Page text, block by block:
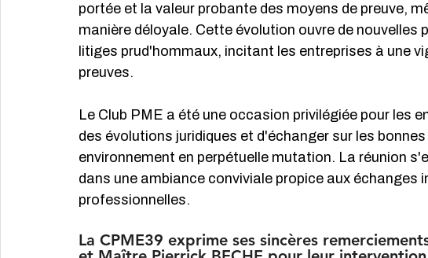
portée et la valeur probante des moyens de preuve,
manière déloyale. Cette évolution ouvre de
litiges prud'hommaux, incitant les entreprises à une
preuves.
Le Club PME a été une occasion privilégiée pour les
des évolutions juridiques et d'échanger sur les
environnement en perpétuelle mutation. La réunion
dans une ambiance conviviale propice aux échanges
professionnelles.
La CPME39 exprime ses sincères